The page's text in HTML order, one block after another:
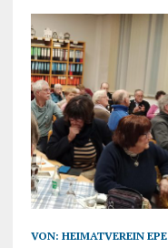
VON: HEIMATVEREIN EPE